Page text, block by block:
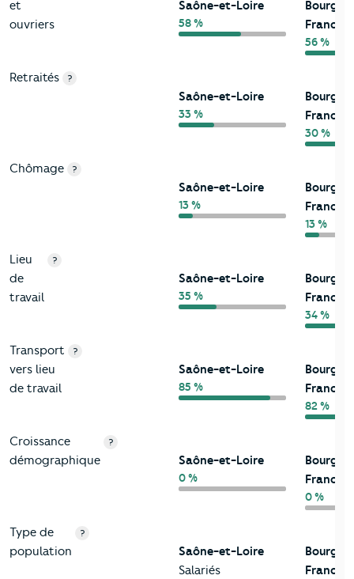
et
ouvriers
Saône-et-Loire
58 %
56 %
Retraités ?
Saône-et-Loire
33 %
30 %
Chômage ?
Saône-et-Loire
13 %
13 %
Lieu
de
travail
?
Saône-et-Loire
35 %
34 %
Transport
vers lieu
de travail
?
Saône-et-Loire
85 %
82 %
Croissance
démographique
?
Saône-et-Loire
0 %
0 %
Type de
population
?
Saône-et-Loire
Salariés